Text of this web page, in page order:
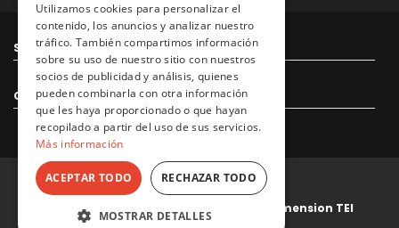
Sitacosmos SL
Contacto
© 2022 Sitacosmos SL. Desarrollado por Dimension TEI
Utilizamos cookies para personalizar el
contenido, los anuncios y analizar nuestro
tráfico. También compartimos información
sobre su uso de nuestro sitio con nuestros
socios de publicidad y análisis, quienes
pueden combinarla con otra información
que les haya proporcionado o que hayan
recopilado a partir del uso de sus servicios.
Más información
ACEPTAR TODO RECHAZAR TODO
MOSTRAR DETALLES